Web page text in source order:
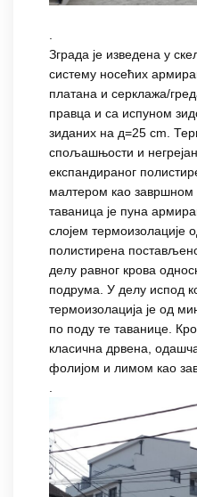
.
Зграда је изведена у
систему носећих
платана и серклажа/
правца и са испуном
зиданих на д=25 cm.
спољашњости и
експандираног
малтером као
таваница је пуна
слојем термоизолације
полистирена
делу равног крова
подрума. У делу испод
термоизолација је од
по поду те таванице.
класична дрвена,
фолијом и лимом као
.